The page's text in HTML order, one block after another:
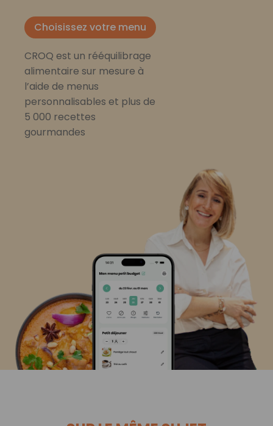
Choisissez votre menu
CROQ est un rééquilibrage
alimentaire sur mesure à
l’aide de menus
personnalisables et plus de
5 000 recettes
gourmandes